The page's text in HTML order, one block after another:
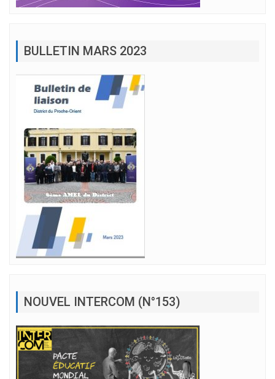
BULLETIN MARS 2023
NOUVEL INTERCOM (N°153)